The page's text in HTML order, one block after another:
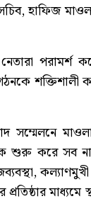
হাফিজ
নেতারা
শুরু করে সব
কল্যাণমুখী
মাধ্যমে